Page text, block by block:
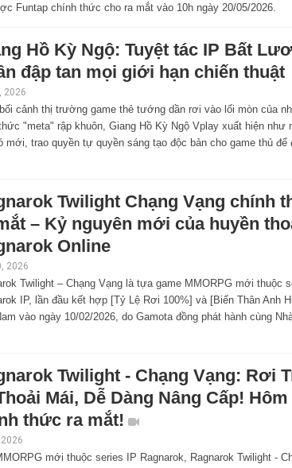
Funtap chính thức cho ra mắt vào 10h ngày 20/05/2026.
Hồ Kỳ Ngộ: Tuyệt tác IP Bất
đập tan mọi giới hạn chiến thuật
2026
cảnh thị trường game thẻ tướng dần rơi vào lối mòn của
"meta" rập khuôn, Giang Hồ Kỳ Ngộ Vplay xuất hiện như
mới, trao quyền tự quyền sáng tạo độc bản cho game thủ để
Twilight Chạng Vạng chính
– Kỷ nguyên mới của huyền
Online
2026
Twilight – Chạng Vạng là tựa game MMORPG mới thuộc
IP, lần đầu kết hợp [Tỷ Lệ Rơi 100%] và [Biến Thân Anh
vào ngày 10/02/2026, do Gamota đồng phát hành cùng
Twilight - Chạng Vạng: Rơi
Mái, Dễ Dàng Nâng Cấp!
thức ra mắt!
2026
mới thuộc series IP Ragnarok, Ragnarok Twilight -